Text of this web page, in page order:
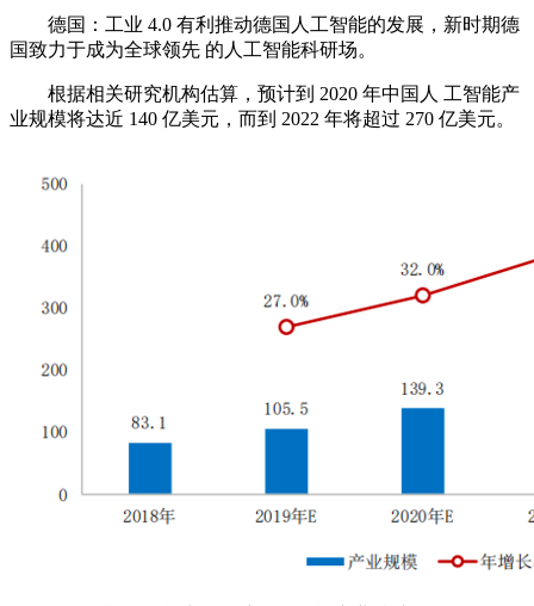
德国：工业 4.0 有利推动德国人工智能的发展，新时期德
国致力于成为全球领先 的人工智能科研场。
根据相关研究机构估算，预计到 2020 年中国人 工智能产
业规模将达近 140 亿美元，而到 2022 年将超过 270 亿美元。